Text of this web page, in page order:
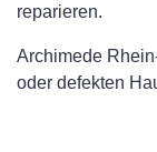
reparieren.
Archimede
oder defekten